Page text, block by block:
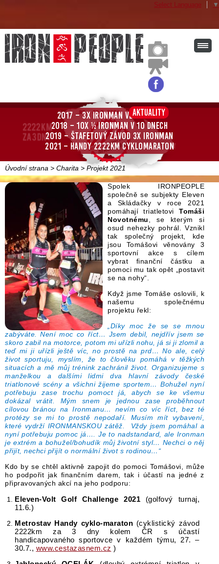
Select Language ▼
Aktuality
2017 – 3x Ironman ve 3 dnech
2018 – 10x ½ Ironman v 10 dnech
2019 – štafetový závod 3x Ironman
2021 – Handy 2222km cyklomaraton
Úvodní strana > Charita > Projekt 2021
Spolek IRONPEOPLE
společně se subjekty Eleven
a Skládačky v roce 2021
pomáhají triatletovi Tomáši
Novotnému , se kterým si
osud nehezky pohrál. Vznikl
tak společný projekt, kde
jsou Tomášovi věnovány 3
sportovní akce s cílem
vybrat finanční částku a
pomoci mu tak opět „postavit
se na nohy“.
Když jsme Tomáše oslovili, k
našemu společnému
projektu řekl:
„Díky moc že se se mnou
zabýváte. Není moc co říct… Jsem debil, nejdřív jsem se
skoro zabil na motorce, potom mi uřízli nohu, já si ji zlomil a
teď mi ji uřízli ještě víc, no prostě na prd… No ale, celý
život sportuju, myslím, že to člověku pomáhá v těžkých
situacích a mě můj trénink zachránil život. Organizujeme s
manželkou a dalšími lidmi dva hlavní závody české
triatlonové scény a všichni žijeme sportem… Bohužel nyní
potřebuju zase trochu pomoct já, abych se ke všemu
dokázal vrátit. Mým snem je jednou zase proběhnout
cílovou bránou na Ironmanu… nevím co víc říct, bez té
protézy se mi to prostě nepodaří. Musím mít vybavení,
které vydrží IRONMANSKOU zátěž. Vždy jsem pomáhal a
nyní potřebuju pomoc já…. Je to nadstandard, ale Ironman
je extrém a bohužel/bohudík můj životní styl… Nechci o něj
přijít, nechci přijít o normální život s rodinou…“
Kdo by se chtěl aktivně zapojit do pomoci Tomášovi, může
ho podpořit jak finančním darem, tak i účastí na jedné z
připravovaných akcí na jeho podporu:
Eleven-Volt Golf Challenge 2021 (golfový turnaj,
11.6.)
Metrostav Handy cyklo-maraton (cyklistický závod
2222km za 3 dny kolem ČR s účastí
handicapovaného sportovce v každém týmu, 27. –
30.7., www.cestazasnem.cz )